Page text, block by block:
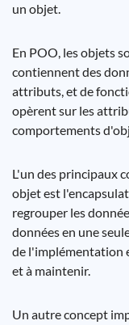
un objet.
En POO, les objets
contiennent des
attributs, et de
opèrent sur les
comportements
L'un des principaux
objet est
regrouper les
données en une
de l'implémentation
et à maintenir.
Un autre concept